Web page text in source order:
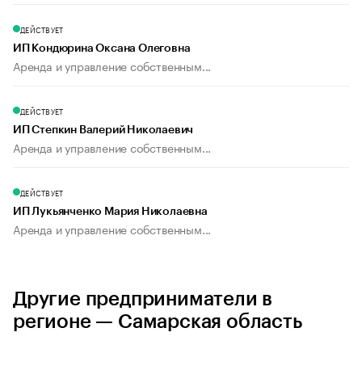
ДЕЙСТВУЕТ
ИП Кондюрина Оксана Олеговна
Аренда и управление собственным...
ДЕЙСТВУЕТ
ИП Степкин Валерий Николаевич
Аренда и управление собственным...
ДЕЙСТВУЕТ
ИП Лукьянченко Мария Николаевна
Аренда и управление собственным...
Другие предприниматели в
регионе — Самарская область